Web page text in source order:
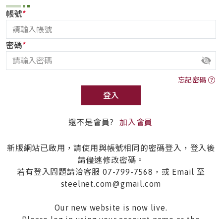
帳號*
密碼*
忘記密碼
登入
還不是會員? 加入會員
新版網站已啟用，請使用與帳號相同的密碼登入，登入後
請儘速修改密碼。
若有登入問題請洽客服 07-799-7568，或 Email 至
steelnet.com@gmail.com
Our new website is now live.